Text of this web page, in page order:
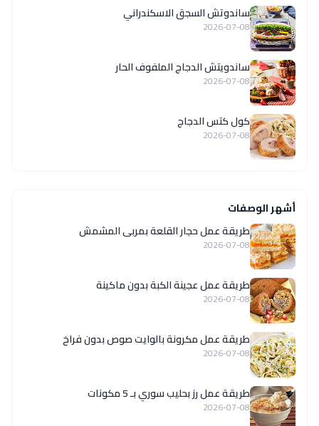
ساندوتش السجق الاسكندراني
2026-07-08
ساندويتش الدجاج الملفوف الحار
2026-07-08
كول كتس الدجاج
2026-07-08
أشهر الوصفات
طريقة عمل حجار القلعة بمربى المشمش
2026-07-08
طريقة عمل عجينة الكبة بدون ماكينة
2026-07-08
طريقة عمل مكرونة بالوايت صوص بدون فراخ
2026-07-08
طريقة عمل رز بحليب سوري بـ 5 مكونات
2026-07-08